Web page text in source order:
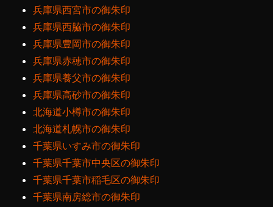
兵庫県西宮市の御朱印
兵庫県西脇市の御朱印
兵庫県豊岡市の御朱印
兵庫県赤穂市の御朱印
兵庫県養父市の御朱印
兵庫県高砂市の御朱印
北海道小樽市の御朱印
北海道札幌市の御朱印
千葉県いすみ市の御朱印
千葉県千葉市中央区の御朱印
千葉県千葉市稲毛区の御朱印
千葉県南房総市の御朱印